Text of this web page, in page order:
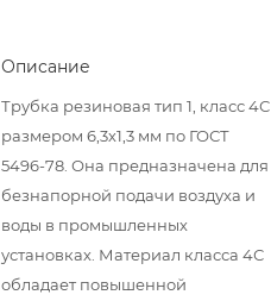
Описание
Трубка резиновая тип 1, класс 4С
размером 6,3х1,3 мм по ГОСТ
5496-78. Она предназначена для
безнапорной подачи воздуха и
воды в промышленных
установках. Материал класса 4С
обладает повышенной